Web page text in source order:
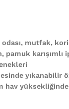
odası, mutfak,
yıkanabilir
hav